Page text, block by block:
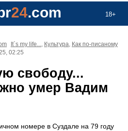
18+
24.com
It`s my life..., Культура, Как по-писаному
02:25
свободу...
умер Вадим
номере в Суздале на 79 году